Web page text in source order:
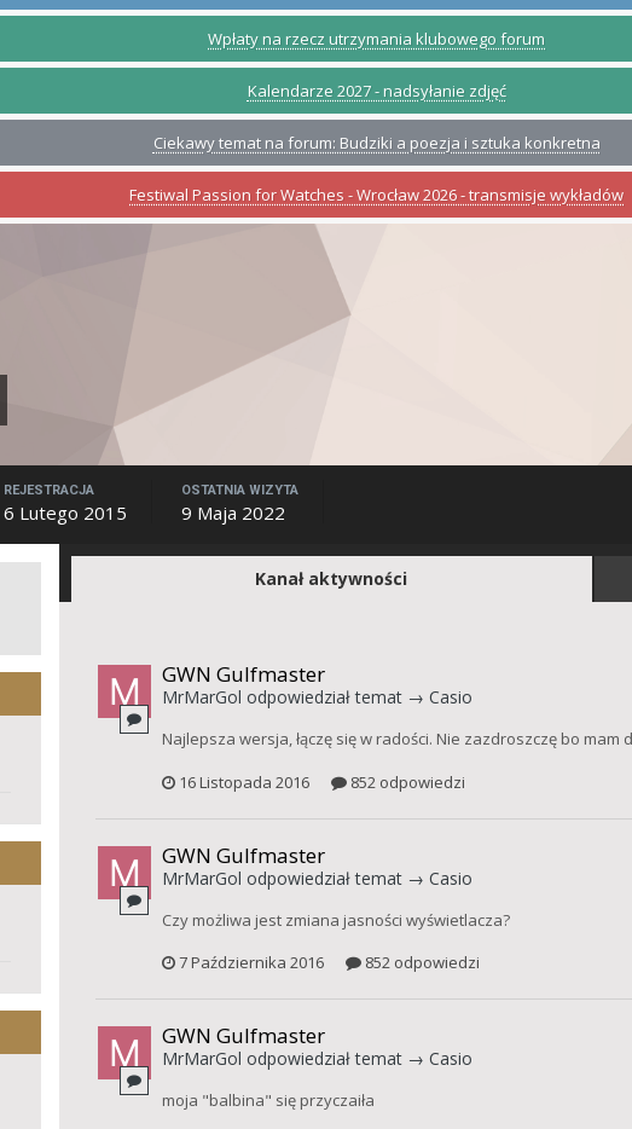
Wpłaty na rzecz utrzymania klubowego forum
Kalendarze 2027 - nadsyłanie zdjęć
Ciekawy temat na forum: Budziki a poezja i sztuka konkretna
Festiwal Passion for Watches - Wrocław 2026 - transmisje wykładów
REJESTRACJA
6 Lutego 2015
OSTATNIA WIZYTA
9 Maja 2022
Kanał aktywności
GWN Gulfmaster
MrMarGol odpowiedział temat → Casio
Najlepsza wersja, łączę się w radości. Nie zazdroszczę bo mam
16 Listopada 2016
852 odpowiedzi
GWN Gulfmaster
MrMarGol odpowiedział temat → Casio
Czy możliwa jest zmiana jasności wyświetlacza?
7 Października 2016
852 odpowiedzi
GWN Gulfmaster
MrMarGol odpowiedział temat → Casio
moja "balbina" się przyczaiła